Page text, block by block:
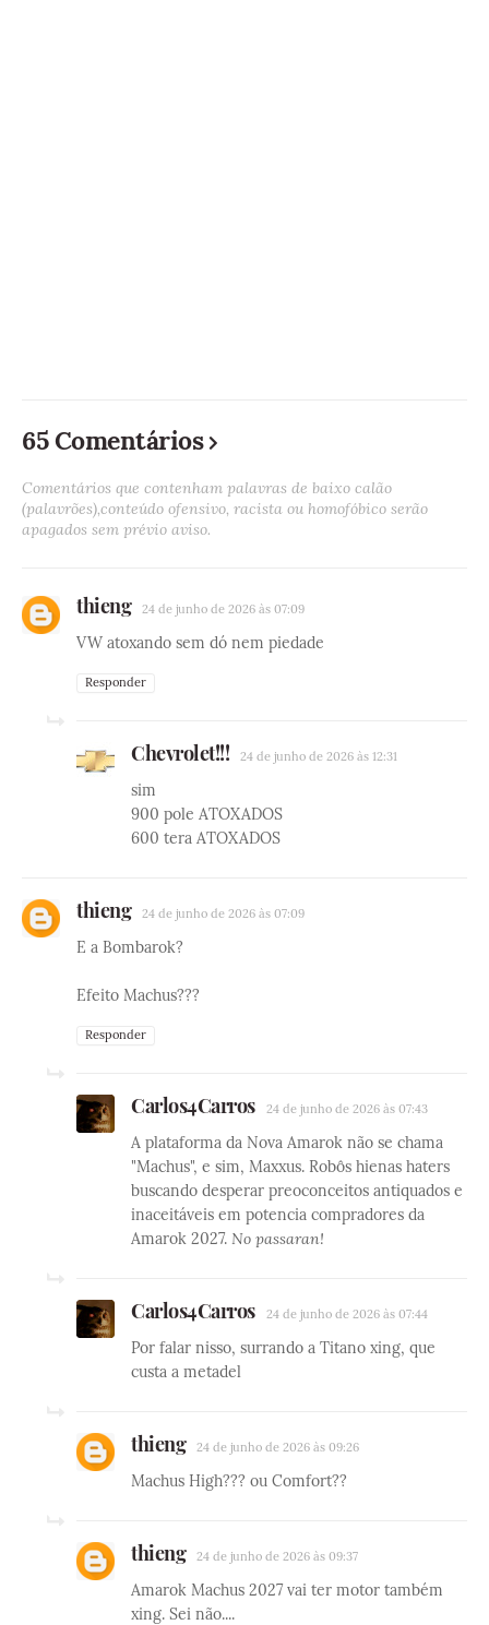
65 Comentários
Comentários que contenham palavras de baixo calão
(palavrões),conteúdo ofensivo, racista ou homofóbico serão
apagados sem prévio aviso.
thieng 24 de junho de 2026 às 07:09
VW atoxando sem dó nem piedade
Responder
Chevrolet!!! 24 de junho de 2026 às 12:31
sim
900 pole ATOXADOS
600 tera ATOXADOS
thieng 24 de junho de 2026 às 07:09
E a Bombarok?
Efeito Machus???
Responder
Carlos4Carros 24 de junho de 2026 às 07:43
A plataforma da Nova Amarok não se chama
"Machus", e sim, Maxxus. Robôs hienas haters
buscando desperar preoconceitos antiquados e
inaceitáveis em potencia compradores da
Amarok 2027. No passaran!
Carlos4Carros 24 de junho de 2026 às 07:44
Por falar nisso, surrando a Titano xing, que
custa a metadel
thieng 24 de junho de 2026 às 09:26
Machus High??? ou Comfort??
thieng 24 de junho de 2026 às 09:37
Amarok Machus 2027 vai ter motor também
xing. Sei não....